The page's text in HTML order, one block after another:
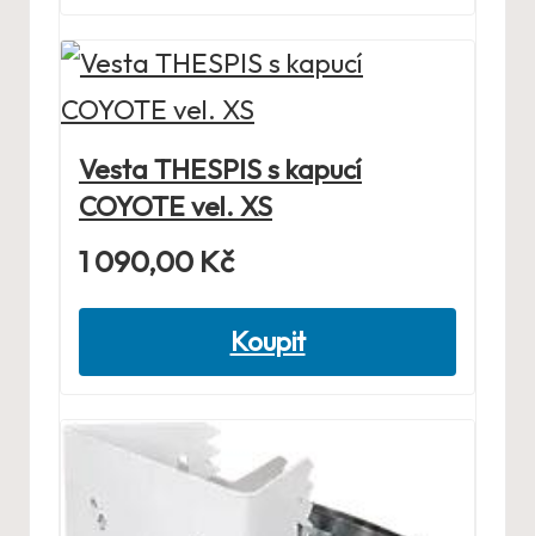
Vesta THESPIS s kapucí
COYOTE vel. XS
1 090,00 Kč
Koupit